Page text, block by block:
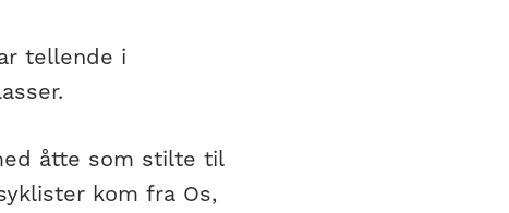
tellende i
åtte som stilte til
kom fra Os,